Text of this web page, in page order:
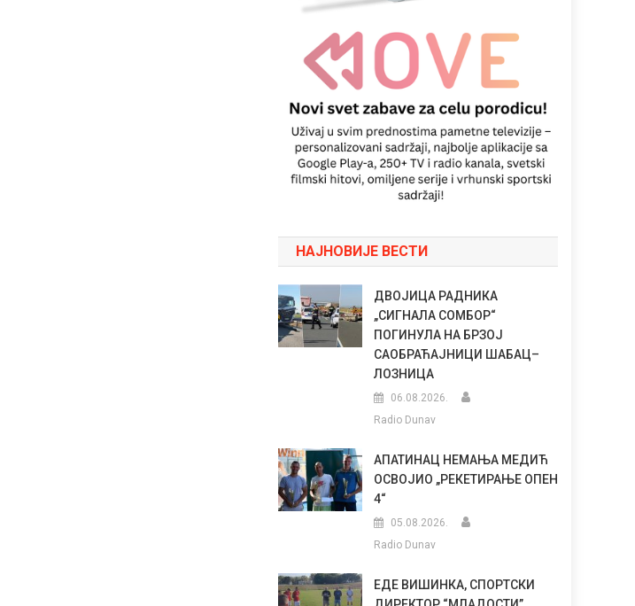
НАЈНОВИЈЕ ВЕСТИ
ДВОЈИЦА РАДНИКА
„СИГНАЛА СОМБОР“
ПОГИНУЛА НА БРЗОЈ
САОБРАЋАЈНИЦИ ШАБАЦ–
ЛОЗНИЦА
06.08.2026.
Radio Dunav
АПАТИНАЦ НЕМАЊА МЕДИЋ
ОСВОЈИО „РЕКЕТИРАЊЕ ОПЕН
4“
05.08.2026.
Radio Dunav
ЕДЕ ВИШИНКА, СПОРТСКИ